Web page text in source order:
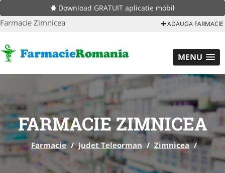
Download GRATUIT aplicatie mobil
Farmacie Zimnicea ADAUGA FARMACIE
MENU
FARMACIE ZIMNICEA
Farmacie / Judet Teleorman / Zimnicea /